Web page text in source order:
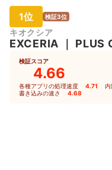
1位 検証3位
キオクシア
EXCERIA PLUS
検証スコア
4.66
各種アプリの処理速度 4.71 内
書き込みの速さ 4.68